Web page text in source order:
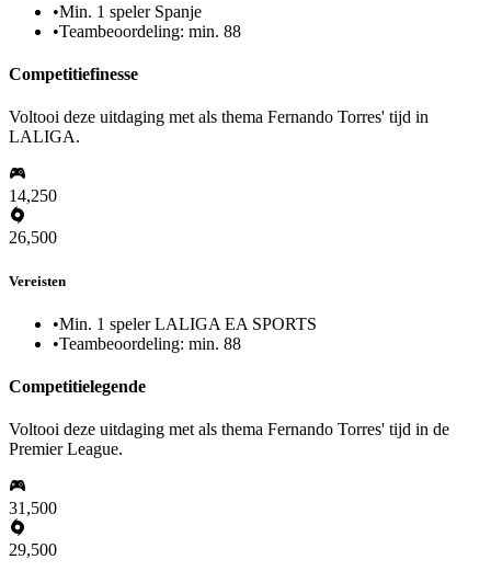
•Min. 1 speler Spanje
•Teambeoordeling: min. 88
Competitiefinesse
Voltooi deze uitdaging met als thema Fernando Torres' tijd in
LALIGA.
14,250
26,500
Vereisten
•Min. 1 speler LALIGA EA SPORTS
•Teambeoordeling: min. 88
Competitielegende
Voltooi deze uitdaging met als thema Fernando Torres' tijd in de
Premier League.
31,500
29,500